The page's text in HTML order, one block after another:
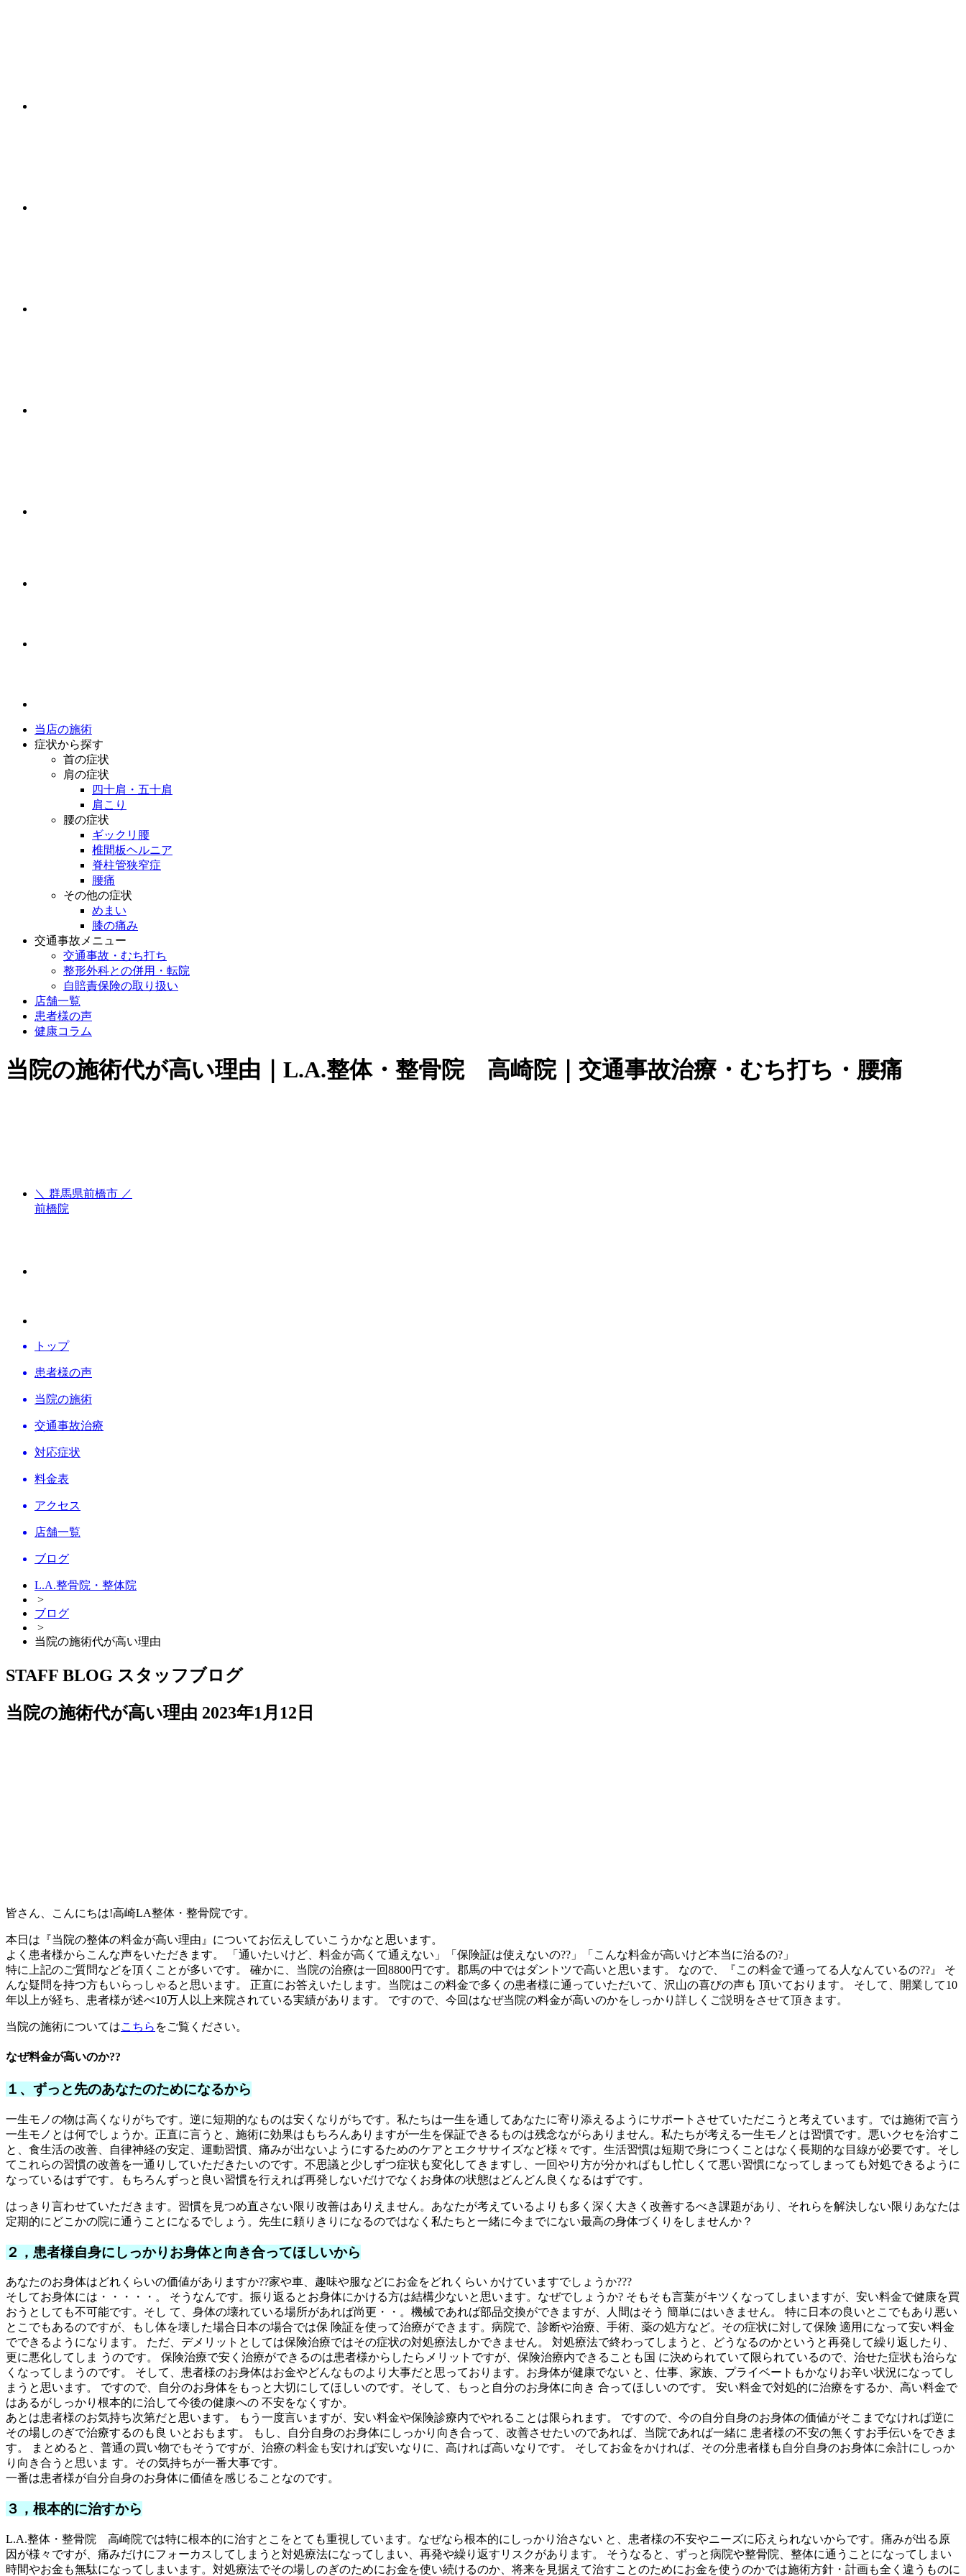
当店の施術
症状から探す
首の症状
肩の症状
四十肩・五十肩
肩こり
腰の症状
ギックリ腰
椎間板ヘルニア
脊柱管狭窄症
腰痛
その他の症状
めまい
膝の痛み
交通事故メニュー
交通事故・むち打ち
整形外科との併用・転院
自賠責保険の取り扱い
店舗一覧
患者様の声
健康コラム
当院の施術代が高い理由｜L.A.整体・整骨院 高崎院｜交通事故治療・むち打ち・腰痛
＼ 群馬県前橋市 ／
前橋院
トップ
患者様の声
当院の施術
交通事故治療
対応症状
料金表
アクセス
店舗一覧
ブログ
L.A.整骨院・整体院
>
ブログ
>
当院の施術代が高い理由
STAFF BLOG スタッフブログ
当院の施術代が高い理由 2023年1月12日
皆さん、こんにちは!高崎LA整体・整骨院です。
本日は『当院の整体の料金が高い理由』についてお伝えしていこうかなと思います。
よく患者様からこんな声をいただきます。 「通いたいけど、料金が高くて通えない」「保険証は使えないの??」「こんな料金が高いけど本当に治るの?」
特に上記のご質問などを頂くことが多いです。 確かに、当院の治療は一回8800円です。郡馬の中ではダントツで高いと思います。 なので、『この料金で通ってる人なんているの??』 そ
んな疑問を持つ方もいらっしゃると思います。 正直にお答えいたします。当院はこの料金で多くの患者様に通っていただいて、沢山の喜びの声も 頂いております。 そして、開業して10
年以上が経ち、患者様が述べ10万人以上来院されている実績があります。 ですので、今回はなぜ当院の料金が高いのかをしっかり詳しくご説明をさせて頂きます。
当院の施術についてはこちら をご覧ください。
なぜ料金が高いのか??
１、ずっと先のあなたのためになるから
一生モノの物は高くなりがちです。逆に短期的なものは安くなりがちです。私たちは一生を通してあなたに寄り添えるようにサポートさせていただこうと考えています。では施術で言う
一生モノとは何でしょうか。正直に言うと、施術に効果はもちろんありますが一生を保証できるものは残念ながらありません。私たちが考える一生モノとは習慣です。悪いクセを治すこ
と、食生活の改善、自律神経の安定、運動習慣、痛みが出ないようにするためのケアとエクササイズなど様々です。生活習慣は短期で身につくことはなく長期的な目線が必要です。そし
てこれらの習慣の改善を一通りしていただきたいのです。不思議と少しずつ症状も変化してきますし、一回やり方が分かればもし忙しくて悪い習慣になってしまっても対処できるように
なっているはずです。もちろんずっと良い習慣を行えれば再発しないだけでなくお身体の状態はどんどん良くなるはずです。
はっきり言わせていただきます。習慣を見つめ直さない限り改善はありえません。あなたが考えているよりも多く深く大きく改善するべき課題があり、それらを解決しない限りあなたは
定期的にどこかの院に通うことになるでしょう。先生に頼りきりになるのではなく私たちと一緒に今までにない最高の身体づくりをしませんか？
２，患者様自身にしっかりお身体と向き合ってほしいから
あなたのお身体はどれくらいの価値がありますか??家や車、趣味や服などにお金をどれくらい かけていますでしょうか???
そしてお身体には・・・・・。 そうなんです。振り返るとお身体にかける方は結構少ないと思います。なぜでしょうか? そもそも言葉がキツくなってしまいますが、安い料金で健康を買
おうとしても不可能です。そし て、身体の壊れている場所があれば尚更・・。機械であれば部品交換ができますが、人間はそう 簡単にはいきません。 特に日本の良いとこでもあり悪い
とこでもあるのですが、もし体を壊した場合日本の場合では保 険証を使って治療ができます。病院で、診断や治療、手術、薬の処方など。その症状に対して保険 適用になって安い料金
でできるようになります。 ただ、デメリットとしては保険治療ではその症状の対処療法しかできません。 対処療法で終わってしまうと、どうなるのかというと再発して繰り返したり、
更に悪化してしま うのです。 保険治療で安く治療ができるのは患者様からしたらメリットですが、保険治療内できることも国 に決められていて限られているので、治せた症状も治らな
くなってしまうのです。 そして、患者様のお身体はお金やどんなものより大事だと思っております。お身体が健康でない と、仕事、家族、プライベートもかなりお辛い状況になってし
まうと思います。 ですので、自分のお身体をもっと大切にしてほしいのです。そして、もっと自分のお身体に向き 合ってほしいのです。 安い料金で対処的に治療をするか、高い料金で
はあるがしっかり根本的に治して今後の健康への 不安をなくすか。
あとは患者様のお気持ち次第だと思います。 もう一度言いますが、安い料金や保険診療内でやれることは限られます。 ですので、今の自分自身のお身体の価値がそこまでなければ逆に
その場しのぎで治療するのも良 いとおもます。 もし、自分自身のお身体にしっかり向き合って、改善させたいのであれば、当院であれば一緒に 患者様の不安の無くすお手伝いをできま
す。 まとめると、普通の買い物でもそうですが、治療の料金も安ければ安いなりに、高ければ高いなりです。 そしてお金をかければ、その分患者様も自分自身のお身体に余計にしっか
り向き合うと思いま す。その気持ちが一番大事です。
一番は患者様が自分自身のお身体に価値を感じることなのです。
３，根本的に治すから
L.A.整体・整骨院 高崎院では特に根本的に治すとこをとても重視しています。なぜなら根本的にしっかり治さない と、患者様の不安やニーズに応えられないからです。痛みが出る原
因が様々ですが、痛みだけにフォーカスしてしまうと対処療法になってしまい、再発や繰り返すリスクがあります。 そうなると、ずっと病院や整骨院、整体に通うことになってしまい
時間やお金も無駄になってしまいます。対処療法でその場しのぎのためにお金を使い続けるのか、将来を見据えて治すことのためにお金を使うのかでは施術方針・計画も全く違うものに